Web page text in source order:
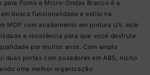
para Forno e Micro-Ondas Branco é a
busca funcionalidade e estilo na
MDP com acabamento em pintura UV, este
e resistência para que você desfrute
por muitos anos. Com amplo
duas portas com puxadores em ABS, nicho
uma melhor organização